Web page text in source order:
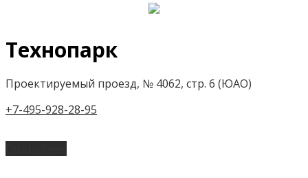
Технопарк
Проектируемый проезд, № 4062, стр. 6 (ЮАО)
+7-495-928-28-95